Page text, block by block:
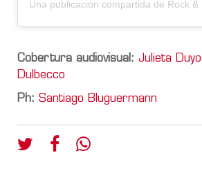
Cobertura audiovisual: Julieta
Dulbecco
Ph: Santiago Bluguermann